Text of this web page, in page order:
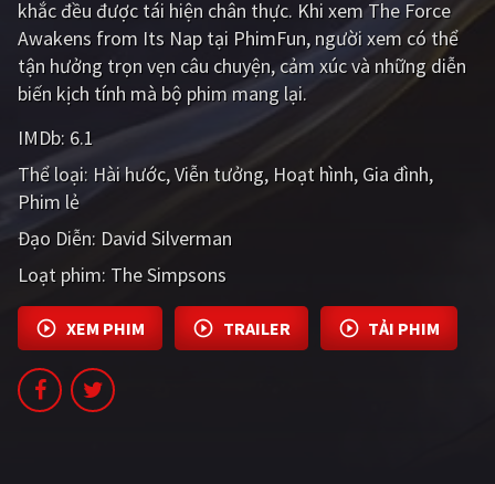
Ấn Độ Việt Nam
Tổng hợp
CẬP NHẬT
PHIM MỚI
PHIM BỘ
PHIM LẺ
PHIM CHIẾU RẠP
TUYỂN TẬP PHIM
BLOG
khắc đều được tái hiện chân thực. Khi xem The Force
Awakens from Its Nap tại PhimFun, người xem có thể
tận hưởng trọn vẹn câu chuyện, cảm xúc và những diễn
biến kịch tính mà bộ phim mang lại.
IMDb: 6.1
Thể loại: Hài hước Viễn tưởng Hoạt hình Gia đình
Phim lẻ
Đạo Diễn: David Silverman
Loạt phim: The Simpsons
XEM PHIM TRAILER TẢI PHIM